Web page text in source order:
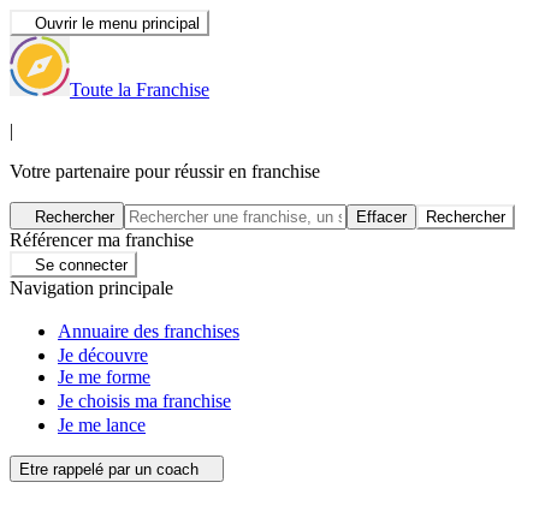
Ouvrir le menu principal
Toute la Franchise
|
Votre partenaire pour réussir en franchise
Rechercher Effacer Rechercher
Référencer ma franchise
Se connecter
Navigation principale
Annuaire des franchises
Je découvre
Je me forme
Je choisis ma franchise
Je me lance
Etre rappelé par un coach